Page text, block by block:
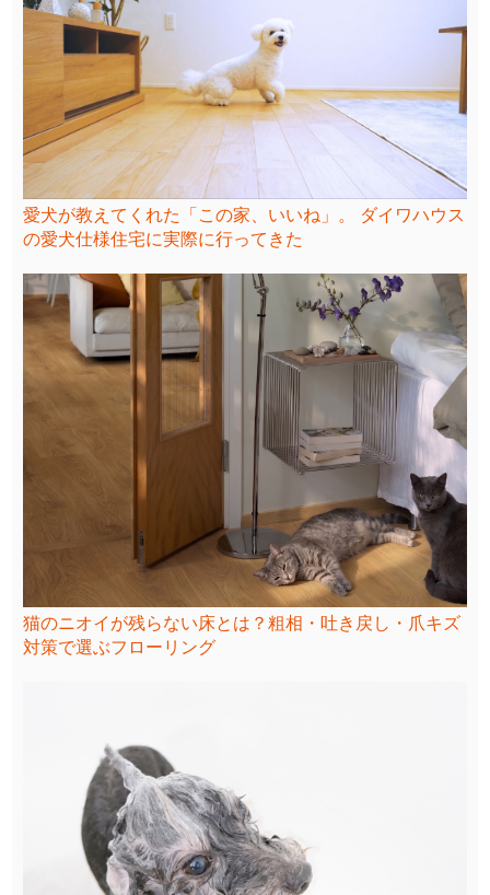
愛犬が教えてくれた「この家、いいね」。 ダイワハウス
の愛犬仕様住宅に実際に行ってきた
猫のニオイが残らない床とは？粗相・吐き戻し・爪キズ
対策で選ぶフローリング